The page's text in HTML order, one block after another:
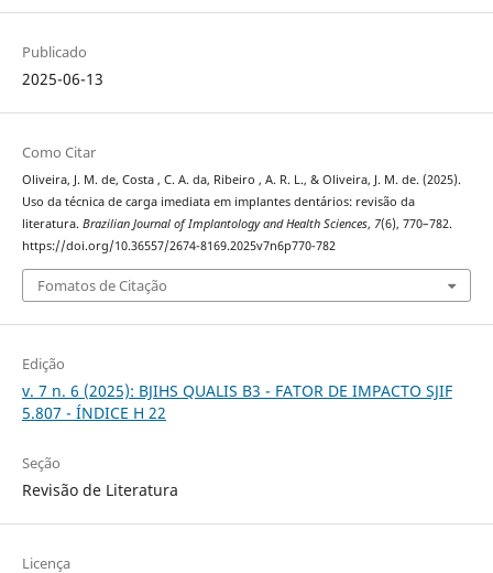
Publicado
2025-06-13
Como Citar
Oliveira, J. M. de, Costa , C. A. da, Ribeiro , A. R. L., & Oliveira, J. M. de. (2025).
Uso da técnica de carga imediata em implantes dentários: revisão da
literatura. Brazilian Journal of Implantology and Health Sciences, 7(6), 770–782.
https://doi.org/10.36557/2674-8169.2025v7n6p770-782
Fomatos de Citação
Edição
v. 7 n. 6 (2025): BJIHS QUALIS B3 - FATOR DE IMPACTO SJIF
5.807 - ÍNDICE H 22
Seção
Revisão de Literatura
Licença